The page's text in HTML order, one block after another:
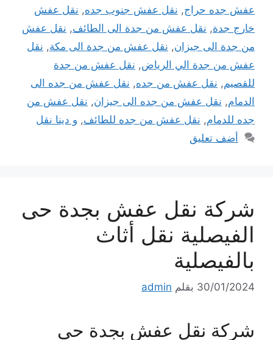
عفش جده حراج, نقل عفش جنوب جده, نقل عفش
خارج جدة, نقل عفش من جدة الى الطائف, نقل عفش
من جدة الى جيزان, نقل عفش من جدة الى مكة, نقل
عفش من جدة الي الرياض, نقل عفش من جدة
للقصيم, نقل عفش من جده, نقل عفش من جده الى
الدمام, نقل عفش من جده الى جيزان, نقل عفش من
جده للدمام, نقل عفش من جده للطائف, و دينا نقل
أضف تعليق
شركة نقل عفش بجدة حى
الفيصلية نقل أثاث
بالفيصلية
30/01/2024 بقلم admin
شركة نقل عفش بجدة حى